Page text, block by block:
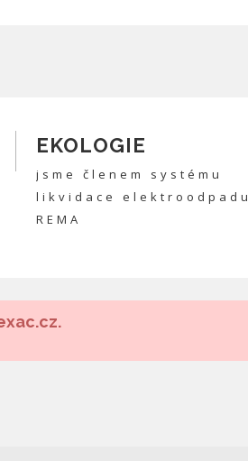
EKOLOGIE
jsme členem systému
likvidace elektroodpadu
REMA